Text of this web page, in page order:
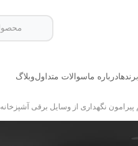
برندهادرباره ماسوالات متداولوبلاگ
نگهداری از وسایل برقی آشپزخانه